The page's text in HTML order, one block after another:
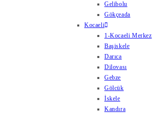
Gelibolu
Gökçeada
Kocaeli
1-Kocaeli Merkez
Başiskele
Darıca
Dilovası
Gebze
Gölcük
İskele
Kandıra